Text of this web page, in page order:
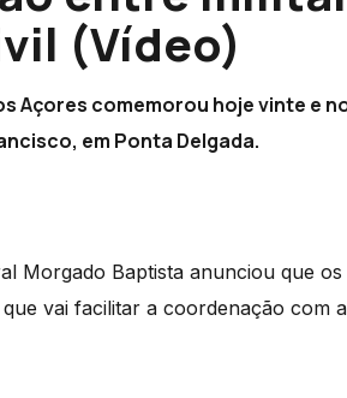
(Vídeo)
Açores comemorou hoje vinte e
em Ponta Delgada.
Morgado Baptista anunciou que
vai facilitar a coordenação com